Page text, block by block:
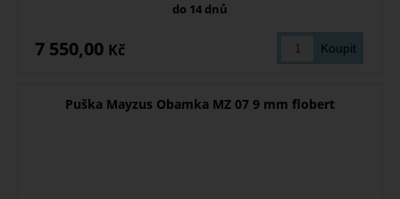
do 14 dnů
7 550,00 Kč
Puška Mayzus Obamka MZ 07 9 mm flobert